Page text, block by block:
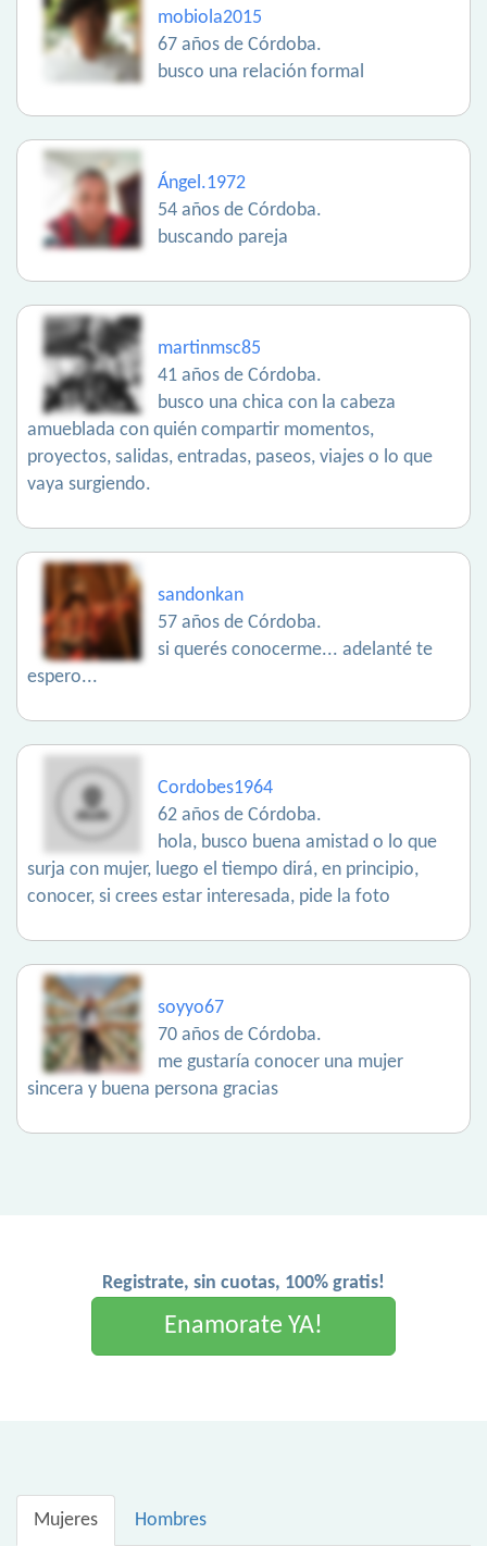
mobiola2015
67 años de Córdoba.
busco una relación formal
Ángel.1972
54 años de Córdoba.
buscando pareja
martinmsc85
41 años de Córdoba.
busco una chica con la cabeza
amueblada con quién compartir momentos,
proyectos, salidas, entradas, paseos, viajes o lo que
vaya surgiendo.
sandonkan
57 años de Córdoba.
si querés conocerme... adelanté te
espero...
Cordobes1964
62 años de Córdoba.
hola, busco buena amistad o lo que
surja con mujer, luego el tiempo dirá, en principio,
conocer, si crees estar interesada, pide la foto
soyyo67
70 años de Córdoba.
me gustaría conocer una mujer
sincera y buena persona gracias
Registrate, sin cuotas, 100% gratis!
Enamorate YA!
Mujeres Hombres